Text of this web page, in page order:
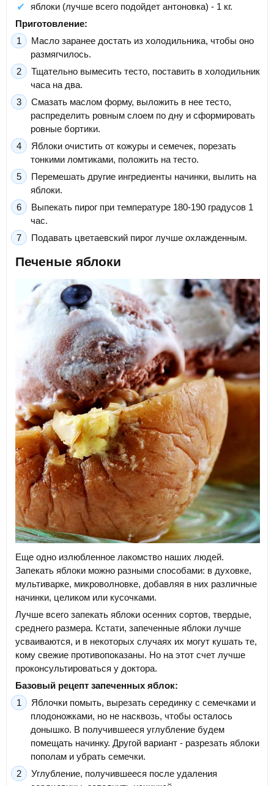
яблоки (лучше всего подойдет антоновка) - 1 кг.
Приготовление:
Масло заранее достать из холодильника, чтобы оно
размягчилось.
Тщательно вымесить тесто, поставить в холодильник
часа на два.
Смазать маслом форму, выложить в нее тесто,
распределить ровным слоем по дну и сформировать
ровные бортики.
Яблоки очистить от кожуры и семечек, порезать
тонкими ломтиками, положить на тесто.
Перемешать другие ингредиенты начинки, вылить на
яблоки.
Выпекать пирог при температуре 180-190 градусов 1
час.
Подавать цветаевский пирог лучше охлажденным.
Печеные яблоки
Еще одно излюбленное лакомство наших людей.
Запекать яблоки можно разными способами: в духовке,
мультиварке, микроволновке, добавляя в них различные
начинки, целиком или кусочками.
Лучше всего запекать яблоки осенних сортов, твердые,
среднего размера. Кстати, запеченные яблоки лучше
усваиваются, и в некоторых случаях их могут кушать те,
кому свежие противопоказаны. Но на этот счет лучше
проконсультироваться у доктора.
Базовый рецепт запеченных яблок:
Яблочки помыть, вырезать серединку с семечками и
плодоножками, но не насквозь, чтобы осталось
донышко. В получившееся углубление будем
помещать начинку. Другой вариант - разрезать яблоки
пополам и убрать семечки.
Углубление, получившееся после удаления